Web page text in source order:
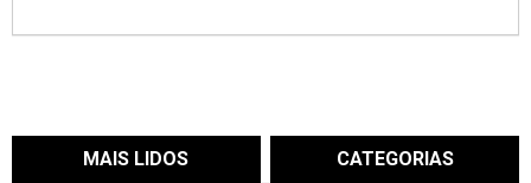
MAIS LIDOS CATEGORIAS